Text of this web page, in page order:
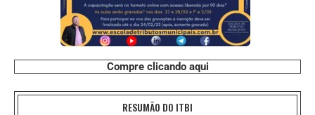
Compre clicando aqui
RESUMÃO DO ITBI